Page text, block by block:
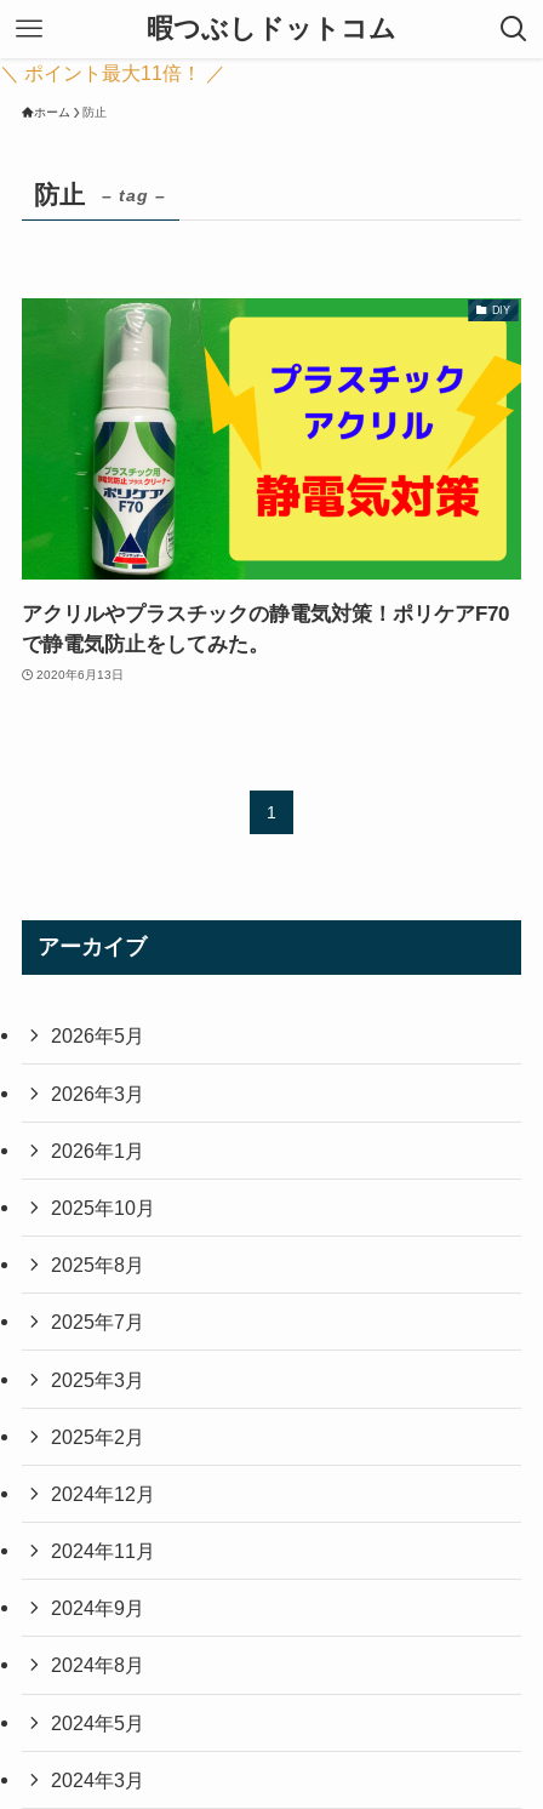
暇つぶしドットコム
＼ ポイント最大11倍！ ／
ホーム 防止
防止 – tag –
DIY
アクリルやプラスチックの静電気対策！ポリケアF70
で静電気防止をしてみた。
2020年6月13日
1
アーカイブ
2026年5月
2026年3月
2026年1月
2025年10月
2025年8月
2025年7月
2025年3月
2025年2月
2024年12月
2024年11月
2024年9月
2024年8月
2024年5月
2024年3月